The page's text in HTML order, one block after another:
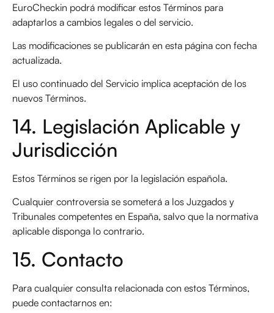
EuroCheckin podrá modificar estos Términos para
adaptarlos a cambios legales o del servicio.
Las modificaciones se publicarán en esta página con fecha
actualizada.
El uso continuado del Servicio implica aceptación de los
nuevos Términos.
14. Legislación Aplicable y
Jurisdicción
Estos Términos se rigen por la legislación española.
Cualquier controversia se someterá a los Juzgados y
Tribunales competentes en España, salvo que la normativa
aplicable disponga lo contrario.
15. Contacto
Para cualquier consulta relacionada con estos Términos,
puede contactarnos en: